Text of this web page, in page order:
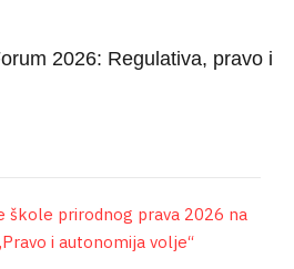
2026: Regulativa, pravo i